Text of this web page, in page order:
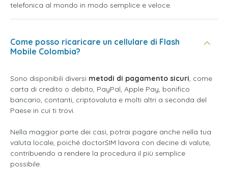
telefonica al mondo in modo semplice e veloce.
Come posso ricaricare un cellulare di Flash
Mobile Colombia?
Sono disponibili diversi metodi di pagamento sicuri, come
carta di credito o debito, PayPal, Apple Pay, bonifico
bancario, contanti, criptovaluta e molti altri a seconda del
Paese in cui ti trovi.
Nella maggior parte dei casi, potrai pagare anche nella tua
valuta locale, poiché doctorSIM lavora con decine di valute,
contribuendo a rendere la procedura il più semplice
possibile.